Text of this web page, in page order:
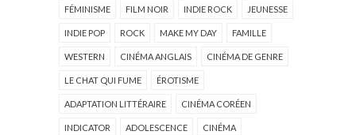
FÉMINISME FILM NOIR INDIE ROCK JEUNESSE
INDIE POP ROCK MAKE MY DAY FAMILLE
WESTERN CINÉMA ANGLAIS CINÉMA DE GENRE
LE CHAT QUI FUME ÉROTISME
ADAPTATION LITTÉRAIRE CINÉMA CORÉEN
INDICATOR ADOLESCENCE CINÉMA